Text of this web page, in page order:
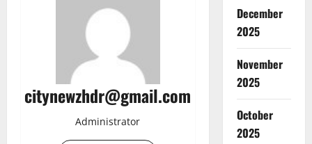
citynewzhdr@gmail.com
Administrator
December
2025
November
2025
October
2025